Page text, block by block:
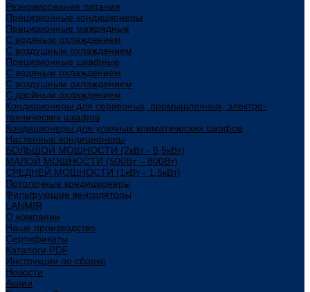
Резервирование питания
Прецизионные кондиционеры
Прецизионные межрядные
С водяным охлаждением
С воздушным охлаждением
Прецизионные шкафные
С водяным охлаждением
С воздушным охлаждением
С двойным охлаждением
Кондиционеры для серверных, промышленных, электро-
технических шкафов
Кондиционеры для уличных климатических шкафов
Настенные кондиционеры
БОЛЬШОЙ МОЩНОСТИ (2кВт - 6,5кВт)
МАЛОЙ МОЩНОСТИ (500Вт – 800Вт)
СРЕДНЕЙ МОЩНОСТИ (1кВт - 1,5кВт)
Потолочные кондиционеры
Фильтрующие вентиляторы
LANMIR
О компании
Наше производство
Сертификаты
Каталоги PDF
Инструкции по сборке
Новости
Акции